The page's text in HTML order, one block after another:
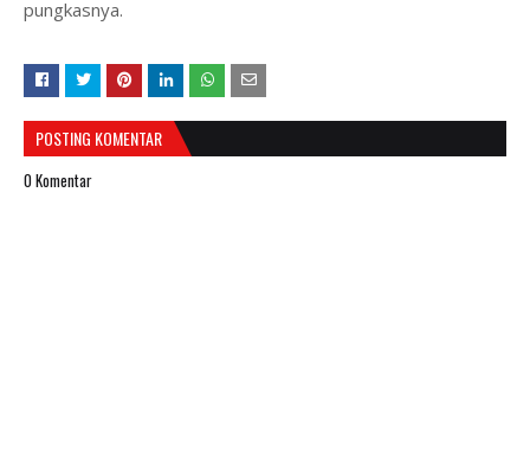
pungkasnya.
POSTING KOMENTAR
0 Komentar